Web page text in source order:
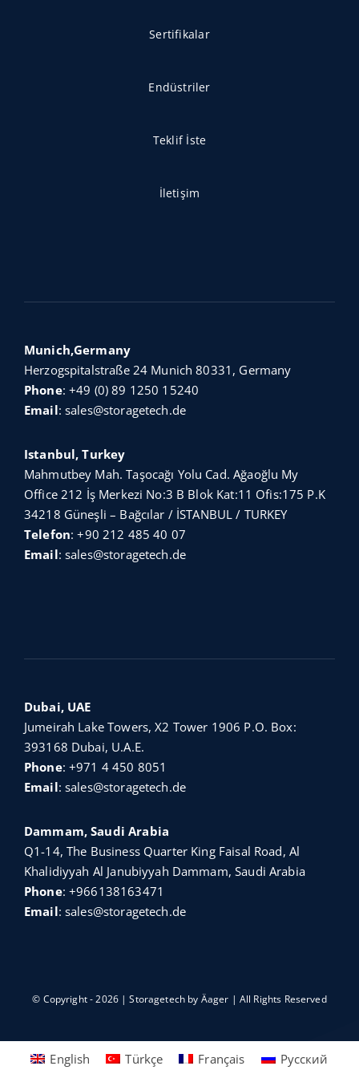
Sertifikalar
Endüstriler
Teklif İste
İletişim
Munich,Germany
Herzogspitalstraße 24 Munich 80331, Germany
Phone:+49 (0) 89 1250 15240
Email:sales@storagetech.de
Istanbul, Turkey
Mahmutbey Mah. Taşocağı Yolu Cad. Ağaoğlu My
Office 212 İş Merkezi No:3 B Blok Kat:11 Ofis:175 P.K
34218 Güneşli – Bağcılar / İSTANBUL / TURKEY
Telefon:+90 212 485 40 07
Email:sales@storagetech.de
Dubai, UAE
Jumeirah Lake Towers, X2 Tower 1906 P.O. Box:
393168 Dubai, U.A.E.
Phone:+971 4 450 8051
Email:sales@storagetech.de
Dammam, Saudi Arabia
Q1-14, The Business Quarter King Faisal Road, Al
Khalidiyyah Al Janubiyyah Dammam, Saudi Arabia
Phone:+966138163471
Email:sales@storagetech.de
© Copyright - 2026 | Storagetech by Äager | All Rights Reserved
English Türkçe Français Русский